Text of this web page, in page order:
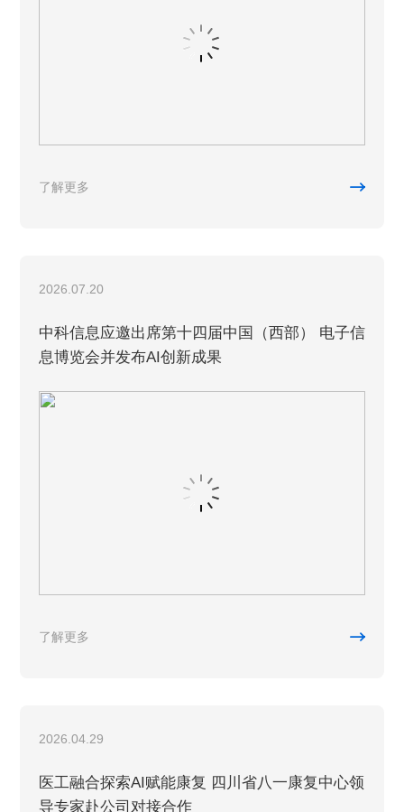
了解更多 
2026.07.20
中科信息应邀出席第十四届中国（西部） 电子信
息博览会并发布AI创新成果
了解更多 
2026.04.29
医工融合探索AI赋能康复 四川省八一康复中心领
导专家赴公司对接合作